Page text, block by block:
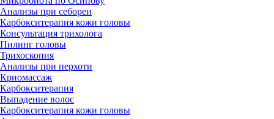
Анализы при себореи
Карбокситерапия кожи головы
Консультация трихолога
Пилинг головы
Трихоскопия
Анализы при перхоти
Криомассаж
Карбокситерапия
Выпадение волос
Карбокситерапия кожи головы